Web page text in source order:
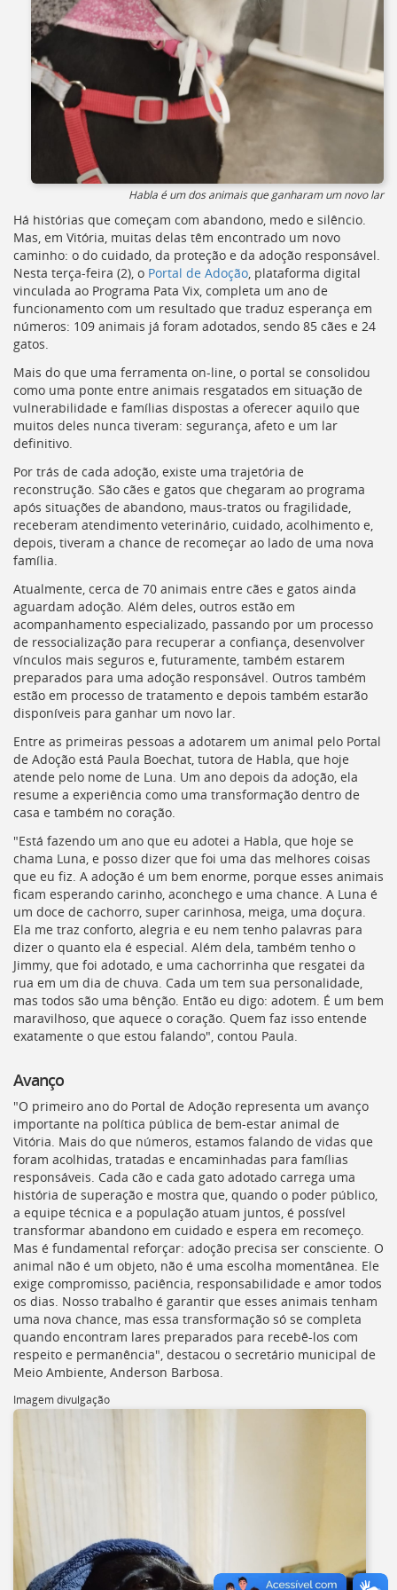
Ir
para
a
listagem
de
notícias
conteúdo
página
[]
Ir
para
a
busca
[]
Voltar
o
início
deste
menu
[]
Habla é um dos animais que ganharam um novo lar
Há histórias que começam com abandono, medo e silêncio.
Mas, em Vitória, muitas delas têm encontrado um novo
caminho: o do cuidado, da proteção e da adoção responsável.
Nesta terça-feira (2), o Portal de Adoção, plataforma digital
vinculada ao Programa Pata Vix, completa um ano de
funcionamento com um resultado que traduz esperança em
números: 109 animais já foram adotados, sendo 85 cães e 24
gatos.
Mais do que uma ferramenta on-line, o portal se consolidou
como uma ponte entre animais resgatados em situação de
vulnerabilidade e famílias dispostas a oferecer aquilo que
muitos deles nunca tiveram: segurança, afeto e um lar
definitivo.
Por trás de cada adoção, existe uma trajetória de
reconstrução. São cães e gatos que chegaram ao programa
após situações de abandono, maus-tratos ou fragilidade,
receberam atendimento veterinário, cuidado, acolhimento e,
depois, tiveram a chance de recomeçar ao lado de uma nova
família.
Atualmente, cerca de 70 animais entre cães e gatos ainda
aguardam adoção. Além deles, outros estão em
acompanhamento especializado, passando por um processo
de ressocialização para recuperar a confiança, desenvolver
vínculos mais seguros e, futuramente, também estarem
preparados para uma adoção responsável. Outros também
estão em processo de tratamento e depois também estarão
disponíveis para ganhar um novo lar.
Entre as primeiras pessoas a adotarem um animal pelo Portal
de Adoção está Paula Boechat, tutora de Habla, que hoje
atende pelo nome de Luna. Um ano depois da adoção, ela
resume a experiência como uma transformação dentro de
casa e também no coração.
"Está fazendo um ano que eu adotei a Habla, que hoje se
chama Luna, e posso dizer que foi uma das melhores coisas
que eu fiz. A adoção é um bem enorme, porque esses animais
ficam esperando carinho, aconchego e uma chance. A Luna é
um doce de cachorro, super carinhosa, meiga, uma doçura.
Ela me traz conforto, alegria e eu nem tenho palavras para
dizer o quanto ela é especial. Além dela, também tenho o
Jimmy, que foi adotado, e uma cachorrinha que resgatei da
rua em um dia de chuva. Cada um tem sua personalidade,
mas todos são uma bênção. Então eu digo: adotem. É um bem
maravilhoso, que aquece o coração. Quem faz isso entende
exatamente o que estou falando", contou Paula.
Avanço
"O primeiro ano do Portal de Adoção representa um avanço
importante na política pública de bem-estar animal de
Vitória. Mais do que números, estamos falando de vidas que
foram acolhidas, tratadas e encaminhadas para famílias
responsáveis. Cada cão e cada gato adotado carrega uma
história de superação e mostra que, quando o poder público,
a equipe técnica e a população atuam juntos, é possível
transformar abandono em cuidado e espera em recomeço.
Mas é fundamental reforçar: adoção precisa ser consciente. O
animal não é um objeto, não é uma escolha momentânea. Ele
exige compromisso, paciência, responsabilidade e amor todos
os dias. Nosso trabalho é garantir que esses animais tenham
uma nova chance, mas essa transformação só se completa
quando encontram lares preparados para recebê-los com
respeito e permanência", destacou o secretário municipal de
Meio Ambiente, Anderson Barbosa.
Imagem divulgação